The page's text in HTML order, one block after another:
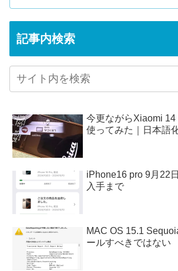
記事内検索
今更ながらXiaomi
使ってみた｜日本語
iPhone16 pro 9月22
入手まで
MAC OS 15.1
ールすべきではない